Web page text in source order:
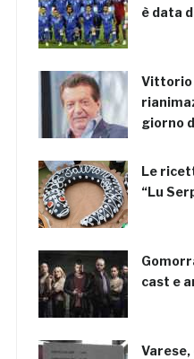
è data
Vittorio
giorno
Le
“Lu
cast e
Varese,